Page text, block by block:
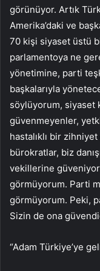
görünüyor. Artık
Amerika’daki ve
70 kişi siyaset üstü
parlamentoya ne
yönetimine, parti
başkalarıyla
söylüyorum, siyaset
güvenmeyenler,
hastalıklı bir
bürokratlar, biz
vekillerine
görmüyorum. Parti
görmüyorum. Peki,
Sizin de ona
“Adam Türkiye’ye